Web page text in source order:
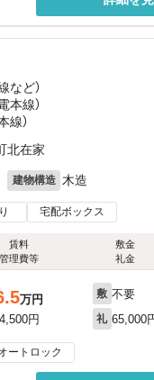
など）
本線）
線）
北在家
建物構造 木造
宅配ボックス
賃料
管理費等
敷金
礼金
万円
4,500円
敷 不要
礼 65,000
ートロック